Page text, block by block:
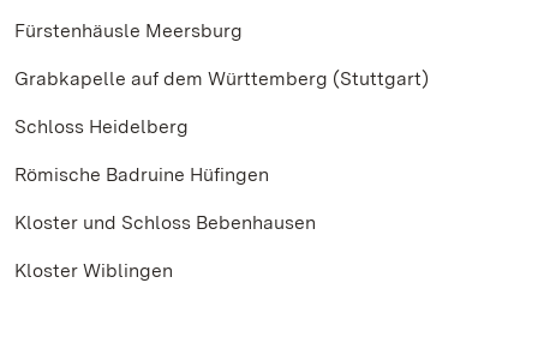
Fürstenhäusle Meersburg
Grabkapelle auf dem Württemberg (Stuttgart)
Schloss Heidelberg
Römische Badruine Hüfingen
Kloster und Schloss Bebenhausen
Kloster Wiblingen